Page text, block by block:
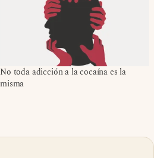
No toda adicción a la cocaína es la
misma